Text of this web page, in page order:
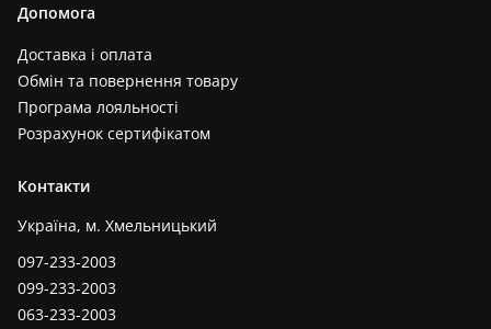
Допомога
Доставка і оплата
Обмін та повернення товару
Програма лояльності
Розрахунок сертифікатом
Контакти
Україна, м. Хмельницький
097-233-2003
099-233-2003
063-233-2003